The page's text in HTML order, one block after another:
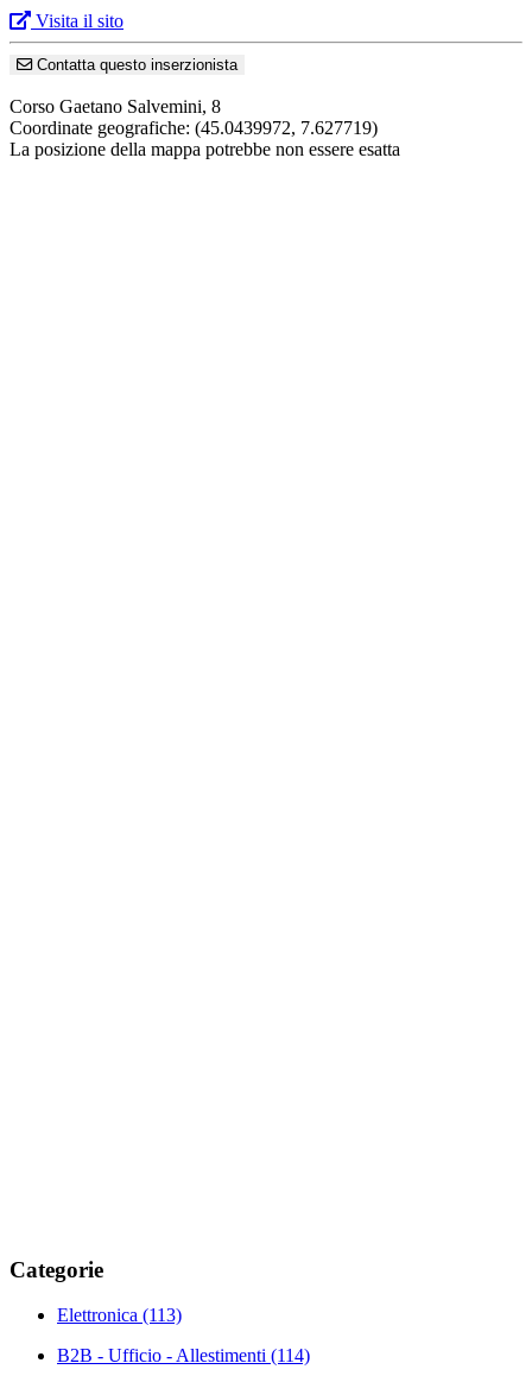
Visita il sito
Contatta questo inserzionista
Corso Gaetano Salvemini, 8
Coordinate geografiche: (45.0439972, 7.627719)
La posizione della mappa potrebbe non essere esatta
Categorie
Elettronica (113)
B2B - Ufficio - Allestimenti (114)